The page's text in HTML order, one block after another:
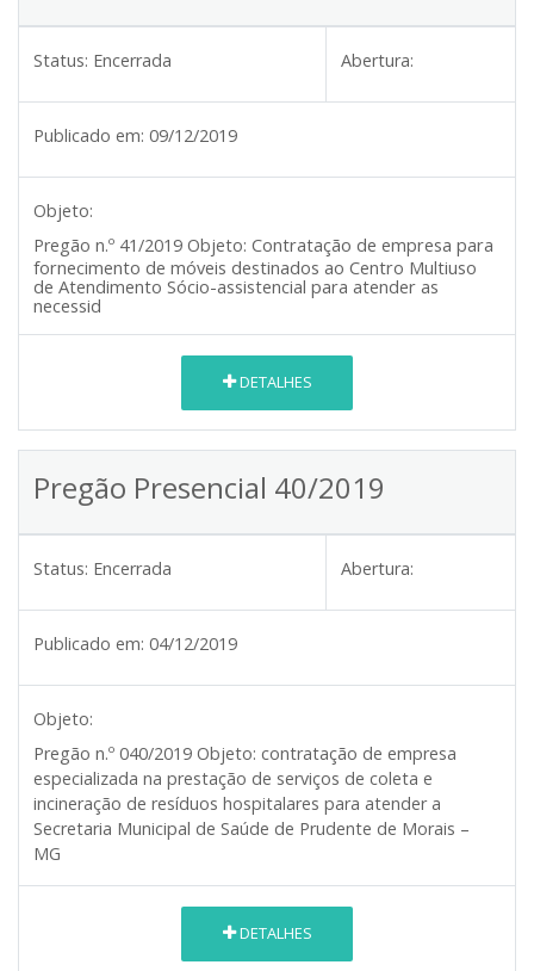
Status: Encerrada Abertura:
Publicado em: 09/12/2019
Objeto:
Pregão n.º 41/2019 Objeto: Contratação de empresa para
fornecimento de móveis destinados ao Centro Multiuso
de Atendimento Sócio-assistencial para atender as
necessid
DETALHES
Pregão Presencial 40/2019
Status: Encerrada Abertura:
Publicado em: 04/12/2019
Objeto:
Pregão n.º 040/2019 Objeto: contratação de empresa
especializada na prestação de serviços de coleta e
incineração de resíduos hospitalares para atender a
Secretaria Municipal de Saúde de Prudente de Morais –
MG
DETALHES